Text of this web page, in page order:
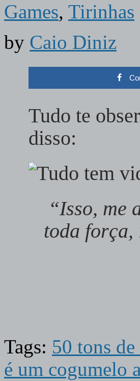
Games, Tirinhas
by Caio Diniz
Tudo te
disso:
“Isso, me
toda força,
Tags: 50 tons
é um cogumelo